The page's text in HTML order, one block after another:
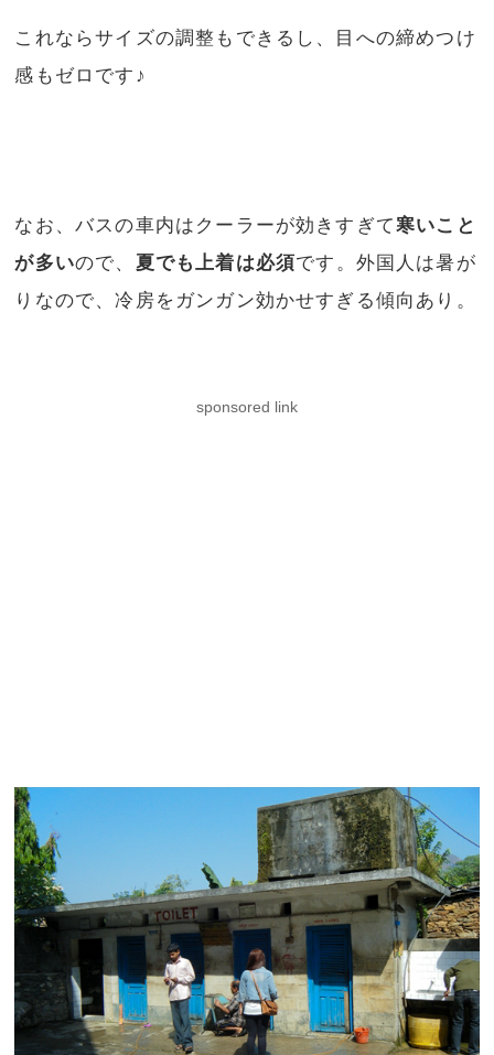
これならサイズの調整もできるし、目への締めつけ
感もゼロです♪
なお、バスの車内はクーラーが効きすぎて寒いこと
が多いので、 夏でも上着は必須です。外国人は暑が
りなので、冷房をガンガン効かせすぎる傾向あり。
sponsored link